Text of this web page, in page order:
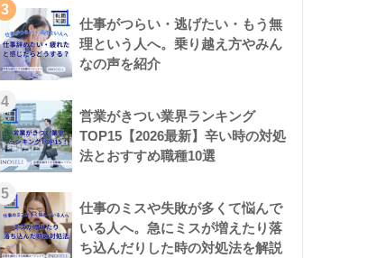
3
仕事がつらい・逃げたい・もう無
理という人へ。乗り越え方やみん
なの声を紹介
4
営業がきつい業界ランキング
TOP15【2026最新】辛い時の対処
法とおすすめ職種10選
5
仕事のミスや失敗が多くて悩んで
いる人へ。急にミスが増えたり落
ち込んだりした時の対処法を解説